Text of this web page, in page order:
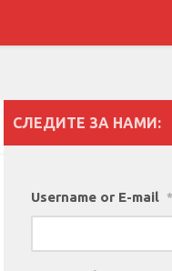
СЛЕДИТЕ ЗА НАМИ:
Username or E-mail *